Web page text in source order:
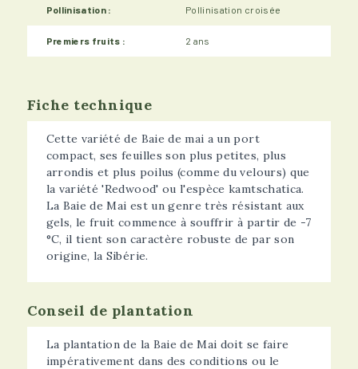
Pollinisation : Pollinisation croisée
Premiers fruits : 2 ans
Fiche technique
Cette variété de Baie de mai a un port
compact, ses feuilles son plus petites, plus
arrondis et plus poilus (comme du velours) que
la variété 'Redwood' ou l'espèce kamtschatica.
La Baie de Mai est un genre très résistant aux
gels, le fruit commence à souffrir à partir de -7
°C, il tient son caractère robuste de par son
origine, la Sibérie.
Conseil de plantation
La plantation de la Baie de Mai doit se faire
impérativement dans des conditions ou le